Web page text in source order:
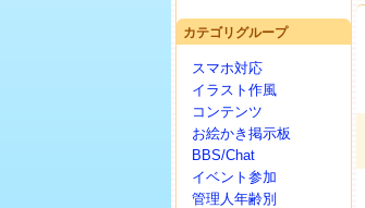
カテゴリグループ
スマホ対応
イラスト作風
コンテンツ
お絵かき掲示板
BBS/Chat
イベント参加
管理人年齢別